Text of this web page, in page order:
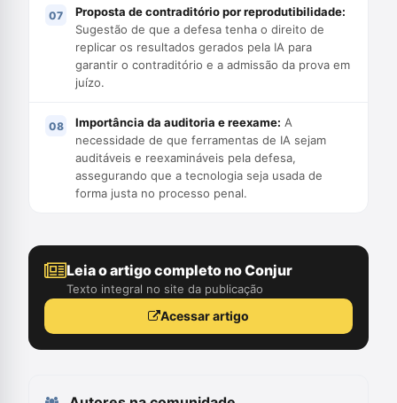
Proposta de contraditório por reprodutibilidade:
Sugestão de que a defesa tenha o direito de
replicar os resultados gerados pela IA para
garantir o contraditório e a admissão da prova em
juízo.
Importância da auditoria e reexame: A
necessidade de que ferramentas de IA sejam
auditáveis e reexamináveis pela defesa,
assegurando que a tecnologia seja usada de
forma justa no processo penal.
Leia o artigo completo no Conjur
Texto integral no site da publicação
Acessar artigo